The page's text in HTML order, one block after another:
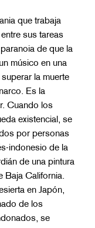
que trabaja
sus tareas
de que la
músico en una
la muerte
Es la
Cuando los
existencial, se
por personas
indonesio de la
de una pintura
Baja California.
en Japón,
de los
se